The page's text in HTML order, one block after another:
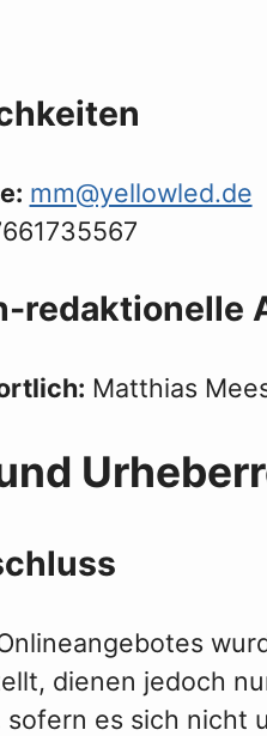
mm@yellowled.de
redaktionelle
Matthias
dienen jedoch
sofern es sich